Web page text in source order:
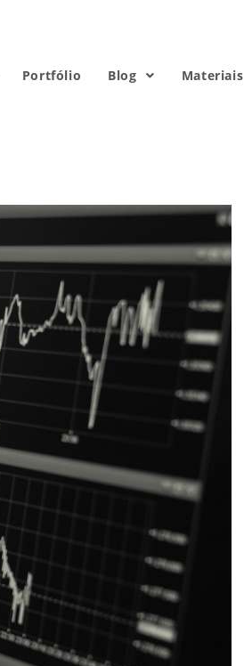
Portfólio Blog Materiais